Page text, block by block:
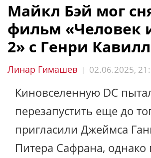
Майкл Бэй мог
фильм «Человек
2» с Генри
Линар Гимашев | 02.06.2025,
Киновселенную DC
перезапустить еще до
пригласили Джеймса
Питера Сафрана, однако